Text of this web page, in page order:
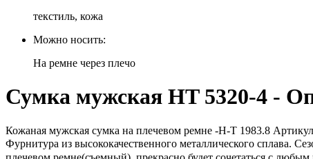
текстиль, кожа
Можно носить:
На ремне через плечо
Сумка мужская HT 5320-4 -
Кожаная мужская сумка на плечевом ремне -H-T 1983.8
Фурнитура из высококачественного металлического сплава.